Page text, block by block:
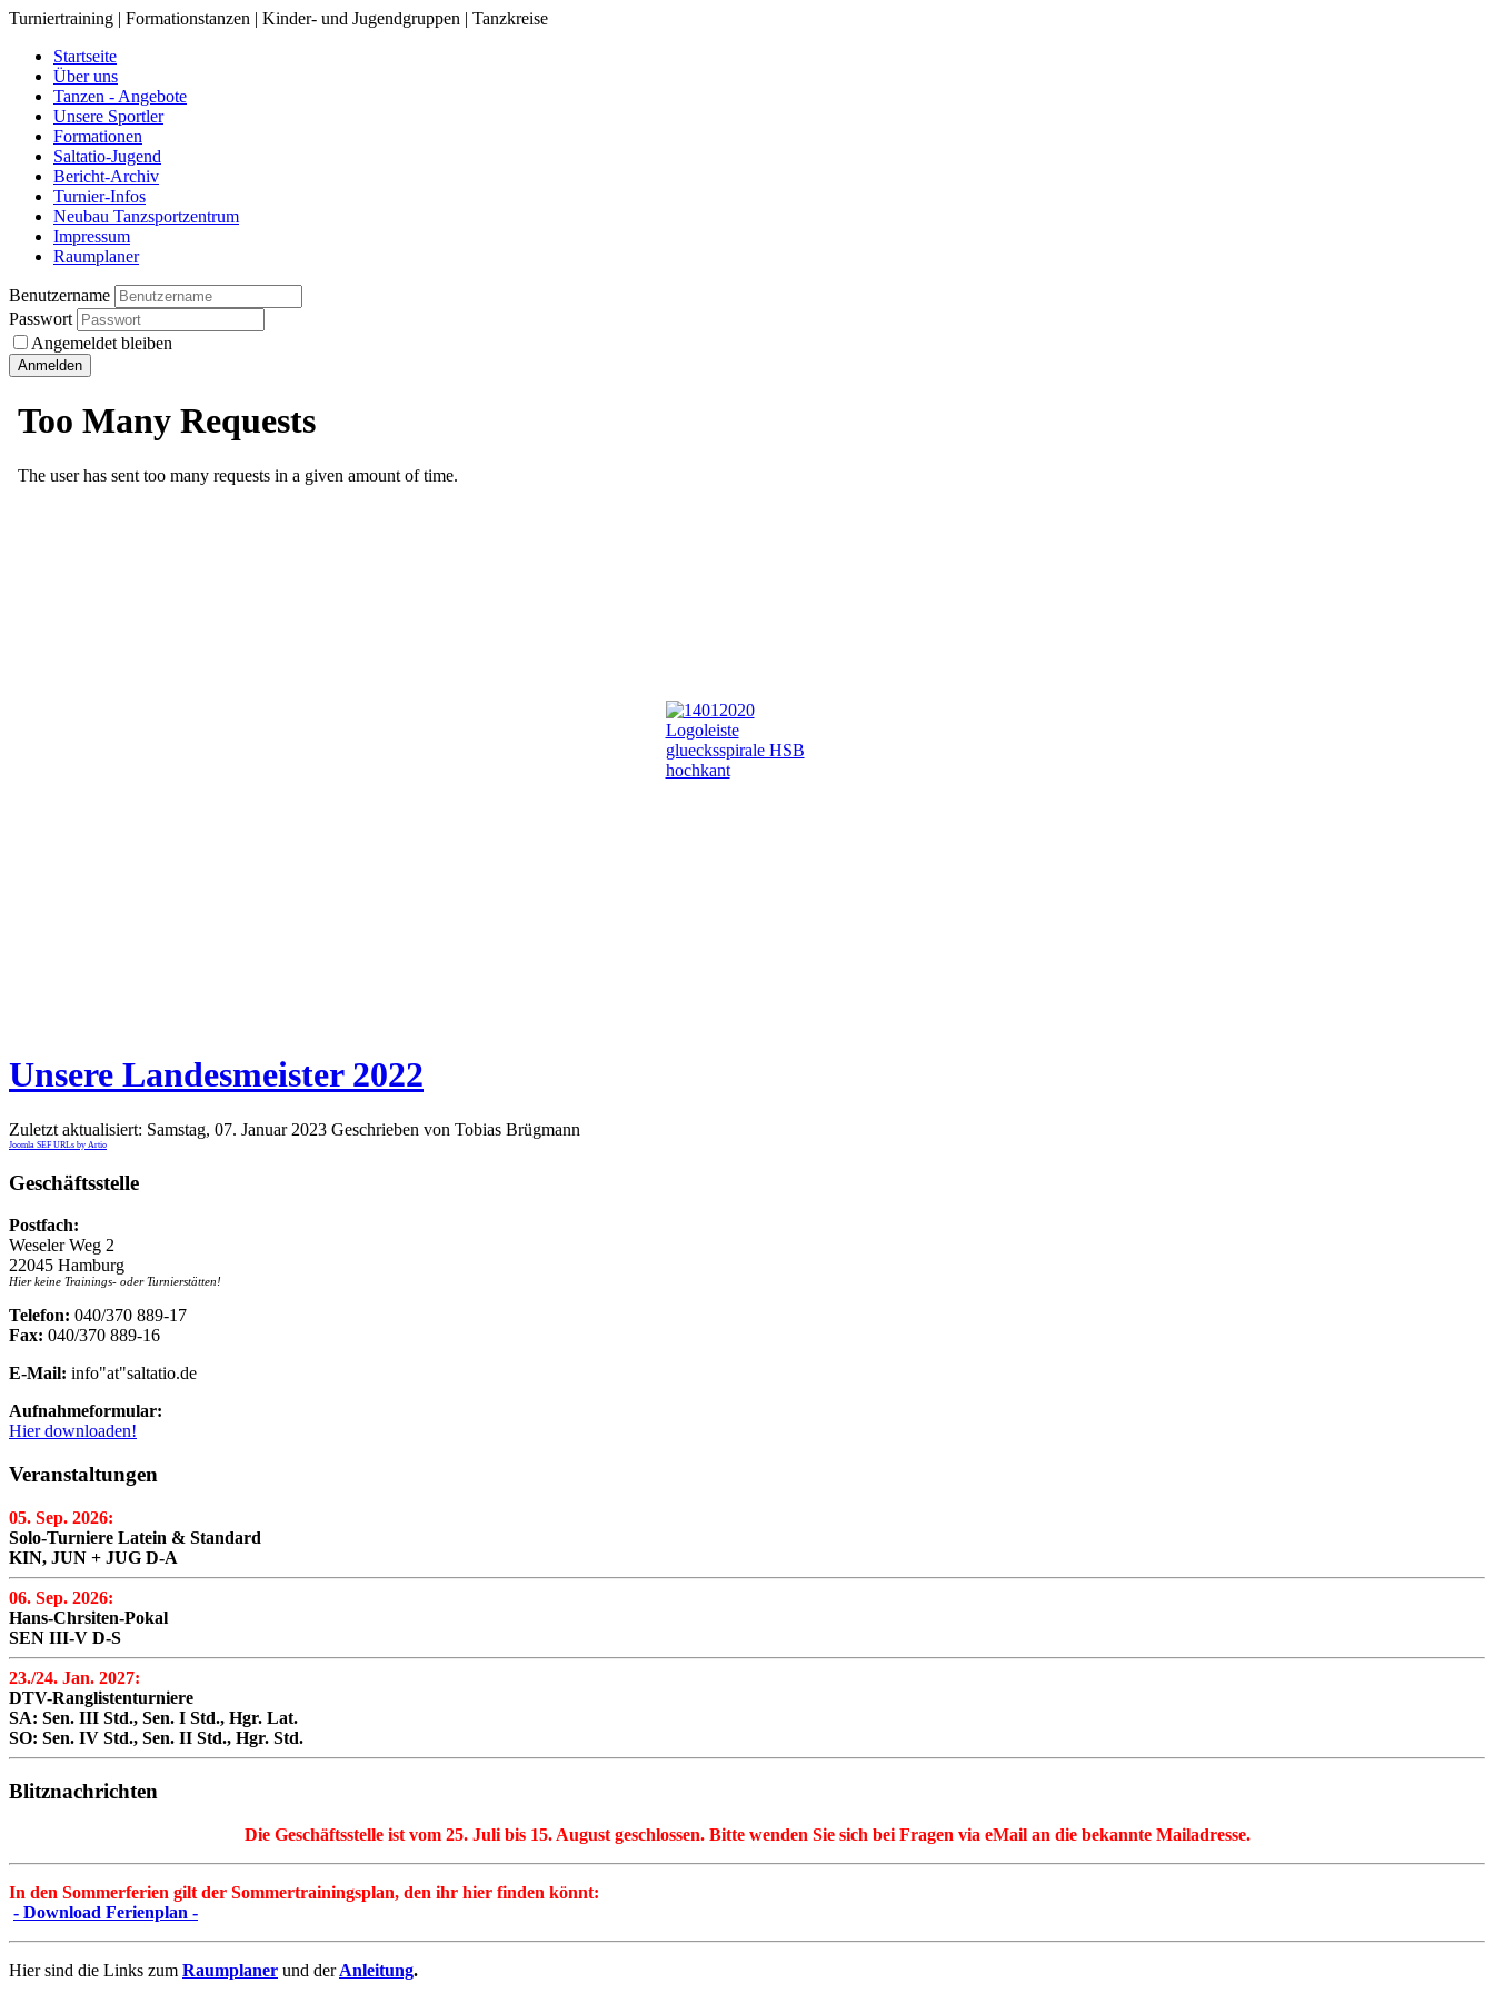
Turniertraining | Formationstanzen | Kinder- und Jugendgruppen | Tanzkreise
Startseite
Über uns
Tanzen - Angebote
Unsere Sportler
Formationen
Saltatio-Jugend
Bericht-Archiv
Turnier-Infos
Neubau Tanzsportzentrum
Impressum
Raumplaner
Benutzername
Passwort
Angemeldet bleiben
Unsere Landesmeister 2022
Zuletzt aktualisiert: Samstag, 07. Januar 2023 Geschrieben von Tobias Brügmann
Joomla SEF URLs by Artio
Geschäftsstelle
Postfach:
Weseler Weg 2
22045 Hamburg
Hier keine Trainings- oder Turnierstätten!
Telefon: 040/370 889-17
Fax: 040/370 889-16
E-Mail: info"at"saltatio.de
Aufnahmeformular:
Hier downloaden!
Veranstaltungen
05. Sep. 2026:
Solo-Turniere Latein & Standard
KIN, JUN + JUG D-A
06. Sep. 2026:
Hans-Chrsiten-Pokal
SEN III-V D-S
23./24. Jan. 2027:
DTV-Ranglistenturniere
SA: Sen. III Std., Sen. I Std., Hgr. Lat.
SO: Sen. IV Std., Sen. II Std., Hgr. Std.
Blitznachrichten
Die Geschäftsstelle ist vom 25. Juli bis 15. August geschlossen. Bitte wenden Sie sich bei Fragen via eMail an die bekannte Mailadresse.
In den Sommerferien gilt der Sommertrainingsplan, den ihr hier finden könnt:
- Download Ferienplan -
Hier sind die Links zum Raumplaner und der Anleitung.